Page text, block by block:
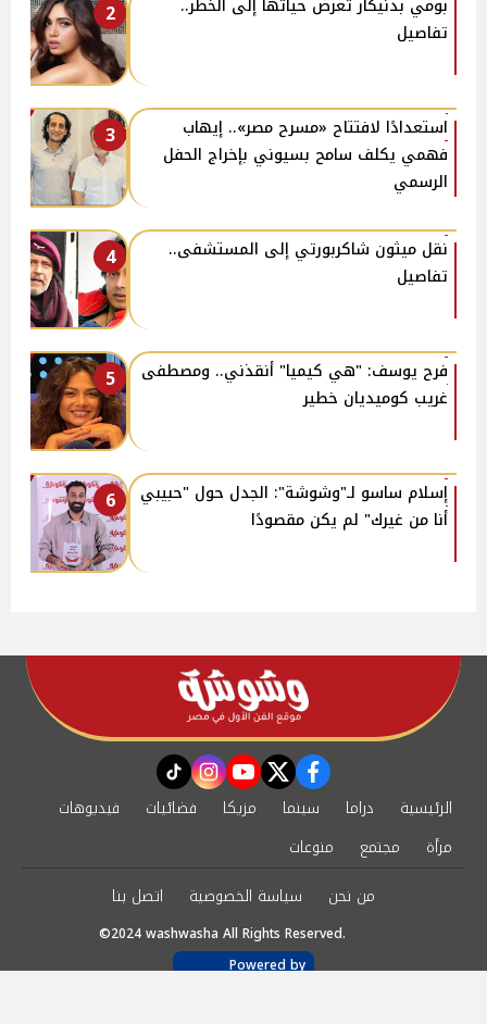
2
بومي بدنيكار تُعرض حياتها إلى الخطر..
تفاصيل
3
استعدادًا لافتتاح «مسرح مصر».. إيهاب
فهمي يكلف سامح بسيوني بإخراج الحفل
الرسمي
4
نقل ميثون شاكربورتي إلى المستشفى..
تفاصيل
5
فرح يوسف: "هي كيميا" أنقذني.. ومصطفى
غريب كوميديان خطير
6
إسلام ساسو لـ"وشوشة": الجدل حول "حبيبي
أنا من غيرك" لم يكن مقصودًا
facebook
twitter
youtube
instagram
tiktok
الرئيسية دراما سينما مزيكا فضائيات
فيديوهات
مرأة
مجتمع
منوعات
من نحن
سياسة الخصوصية اتصل بنا
©2024 washwasha All Rights Reserved.
Powered by